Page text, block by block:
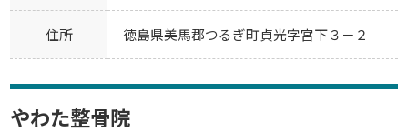
住所 徳島県美馬郡つるぎ町貞光字宮下３－２
やわた整骨院